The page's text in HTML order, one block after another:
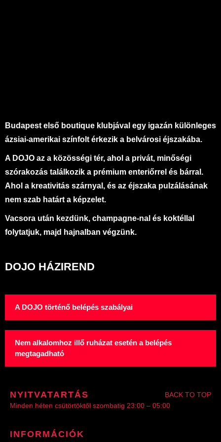
Budapest első boutique klubjával egy igazán különleges
ázsiai-amerikai színfolt érkezik a belvárosi éjszakába.
A DOJO az a közösségi tér, ahol a privát, minőségi
szórakozás találkozik a prémium enteriőrrel és bárral.
Ahol a kreativitás szárnyal, és az éjszaka pulzálásának
nem szab határt a képzelet.
Vacsora után kezdünk, champagne-nal és koktéllal
folytatjuk, majd hajnalban végzünk.
DOJO HÁZIREND
A DOJO történő belépés szabályai
Nem alkalomhoz illő ruházat esetén a belépés
megtagadható
NYITVATARTÁS
BACK TO TOP
Minden héten csütörtöktől szombatig 23:00 – 05:00
INFORMÁCIÓK